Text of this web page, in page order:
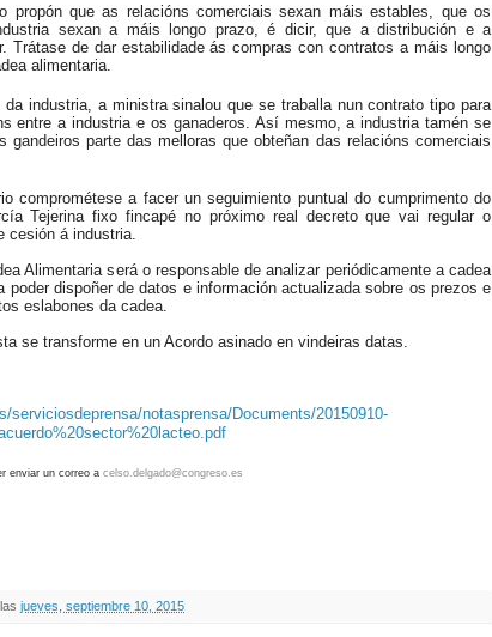
propón que as relacións comerciais sexan máis estables, que os
sexan a máis longo prazo, é dicir, que a distribución e a
Trátase de dar estabilidade ás compras con contratos a máis longo
alimentaria.
industria, a ministra sinalou que se traballa nun contrato tipo para
entre a industria e os ganaderos. Así mesmo, a industria tamén se
gandeiros parte das melloras que obteñan das relacións comerciais
comprométese a facer un seguimiento puntual do cumprimento do
Tejerina fixo fincapé no próximo real decreto que vai regular o
cesión á industria.
Alimentaria será o responsable de analizar periódicamente a cadea
poder dispoñer de datos e información actualizada sobre os prezos e
eslabones da cadea.
se transforme en un Acordo asinado en vindeiras datas.
serviciosdeprensa/notasprensa/Documents/20150910-
enviar un correo a celso.delgado@congreso.es
jueves, septiembre 10, 2015